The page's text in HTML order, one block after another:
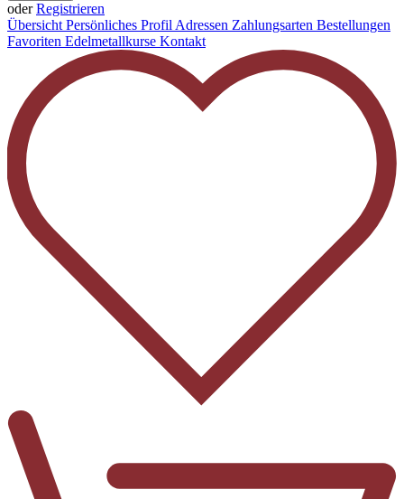
oderRegistrieren
ÜbersichtPersönliches ProfilAdressen Zahlungsarten Bestellungen
Favoriten Edelmetallkurse Kontakt